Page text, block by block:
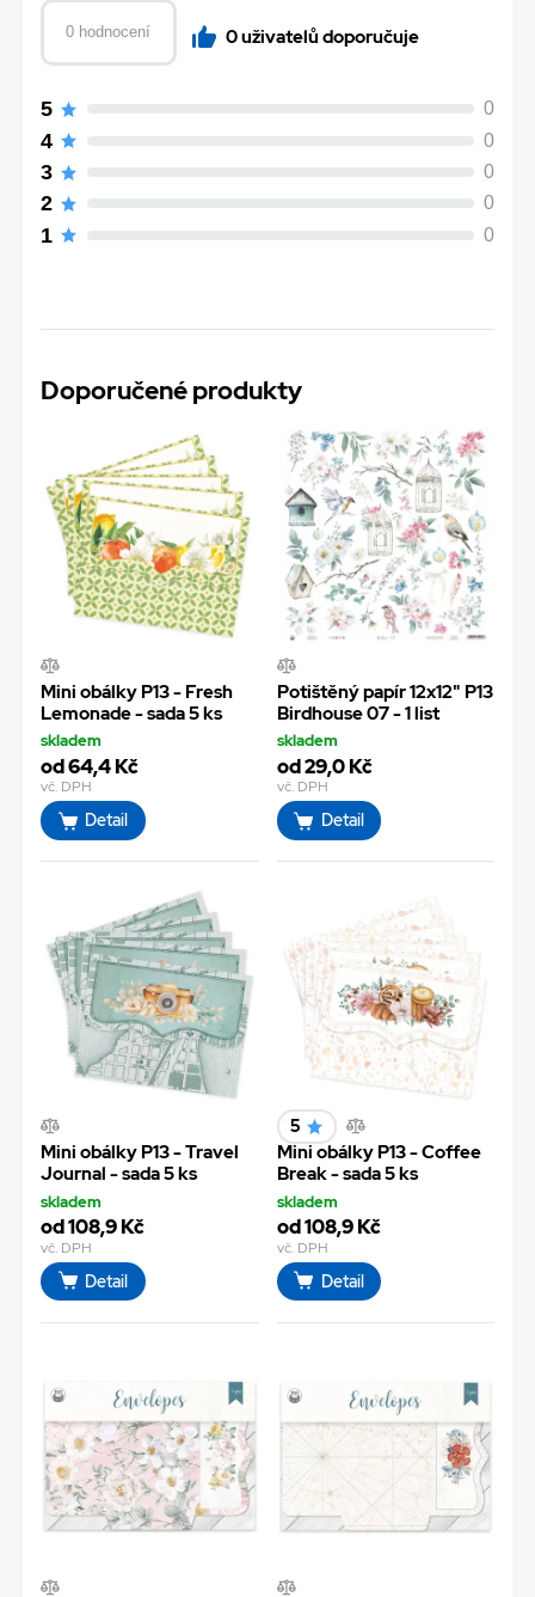
0 hodnocení 0 uživatelů doporučuje
5 0
4 0
3 0
2 0
1 0
Doporučené produkty
Mini obálky P13 - Fresh
Lemonade - sada 5 ks
skladem
od 64,4 Kč
vč. DPH
Detail
Potištěný papír 12x12" P13
Birdhouse 07 - 1 list
skladem
od 29,0 Kč
vč. DPH
Detail
Mini obálky P13 - Travel
Journal - sada 5 ks
skladem
od 108,9 Kč
vč. DPH
Detail
5
Mini obálky P13 - Coffee
Break - sada 5 ks
skladem
od 108,9 Kč
vč. DPH
Detail